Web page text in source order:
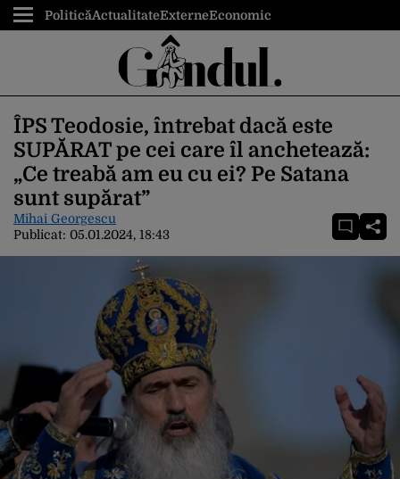
PoliticăActualitateExterneEconomic
ÎPS Teodosie, întrebat dacă este
SUPĂRAT pe cei care îl anchetează:
„Ce treabă am eu cu ei? Pe Satana
sunt supărat”
Mihai Georgescu
Publicat: 05.01.2024, 18:43